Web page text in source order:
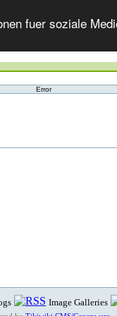
fuer soziale
Error
Image Galleries